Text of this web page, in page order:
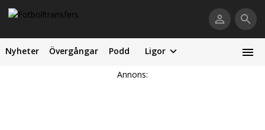
Nyheter Övergångar Podd Ligor
Annons: